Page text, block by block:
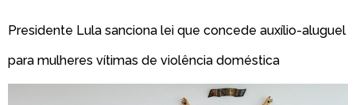
Presidente Lula sanciona lei que concede auxílio-aluguel
para mulheres vítimas de violência doméstica